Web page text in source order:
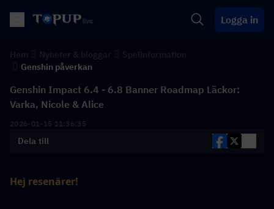
Logga in
Genshin påverkan
Genshin Impact 6.4 - 6.8 Banner Roadmap Läckor:
Varka, Nicole & Alice
2026-01-15 11:36:35
Dela till
Hej resenärer!